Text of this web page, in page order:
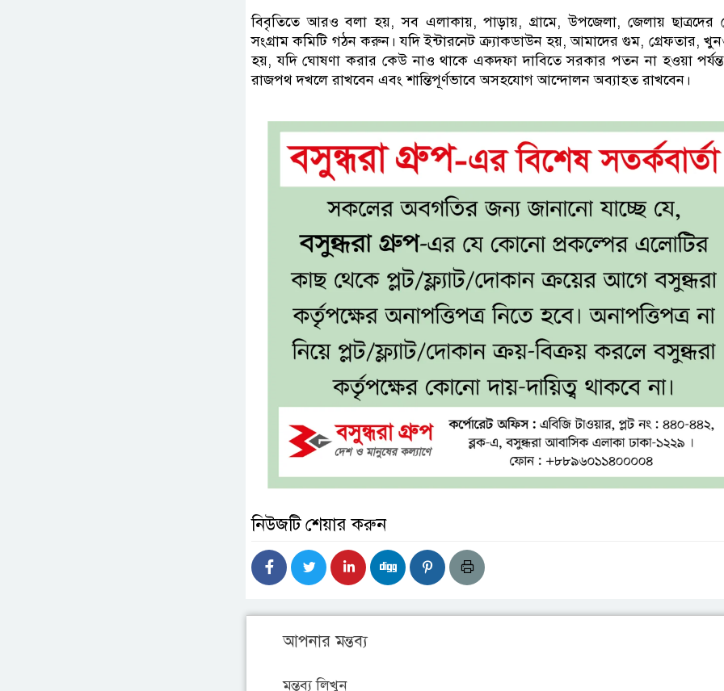
বিবৃতিতে আরও বলা হয়, সব এলাকায়, পাড়ায়, গ্রামে, উপজেলা, জেলায় ছাত্রদের
সংগ্রাম কমিটি গঠন করুন। যদি ইন্টারনেট ক্র্যাকডাউন হয়, আমাদের গুম, গ্রেফতার,
হয়, যদি ঘোষণা করার কেউ নাও থাকে একদফা দাবিতে সরকার পতন না হওয়া
রাজপথ দখলে রাখবেন এবং শান্তিপূর্ণভাবে অসহযোগ আন্দোলন অব্যাহত রাখবেন।
নিউজটি শেয়ার করুন
আপনার মন্তব্য
মন্তব্য লিখুন